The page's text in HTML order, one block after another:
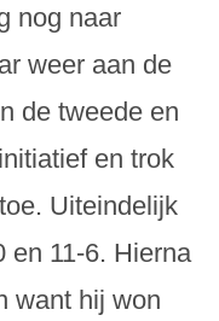
nog naar
weer aan de
de tweede en
en trok
Uiteindelijk
en 11-6. Hierna
want hij won